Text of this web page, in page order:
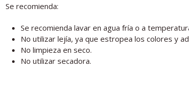
Se recomienda:
Se recomienda lavar en agua fría o a
No utilizar lejía, ya que estropea los colores y
No limpieza en seco.
No utilizar secadora.